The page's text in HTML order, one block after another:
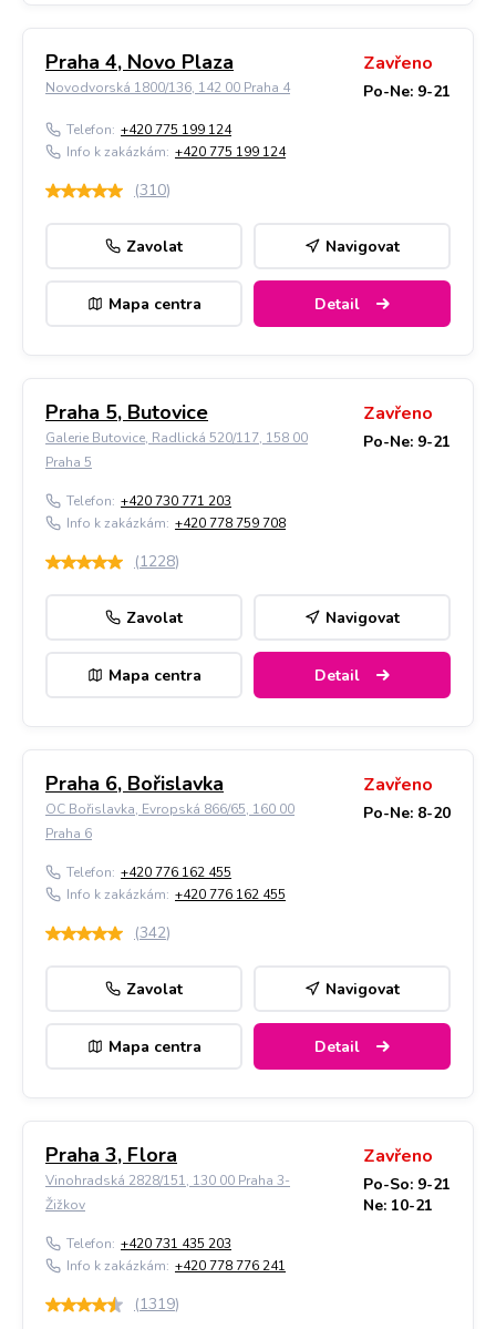
Praha 4, Novo Plaza
Novodvorská 1800/136, 142 00 Praha 4
Zavřeno
Po-Ne: 9-21
Telefon: +420 775 199 124
Info k zakázkám: +420 775 199 124
(310)
Zavolat Navigovat
Mapa centra Detail
Praha 5, Butovice
Galerie Butovice, Radlická 520/117, 158 00
Praha 5
Zavřeno
Po-Ne: 9-21
Telefon: +420 730 771 203
Info k zakázkám: +420 778 759 708
(1228)
Zavolat Navigovat
Mapa centra Detail
Praha 6, Bořislavka
OC Bořislavka, Evropská 866/65, 160 00
Praha 6
Zavřeno
Po-Ne: 8-20
Telefon: +420 776 162 455
Info k zakázkám: +420 776 162 455
(342)
Zavolat Navigovat
Mapa centra Detail
Praha 3, Flora
Vinohradská 2828/151, 130 00 Praha 3-
Žižkov
Zavřeno
Po-So: 9-21
Ne: 10-21
Telefon: +420 731 435 203
Info k zakázkám: +420 778 776 241
(1319)